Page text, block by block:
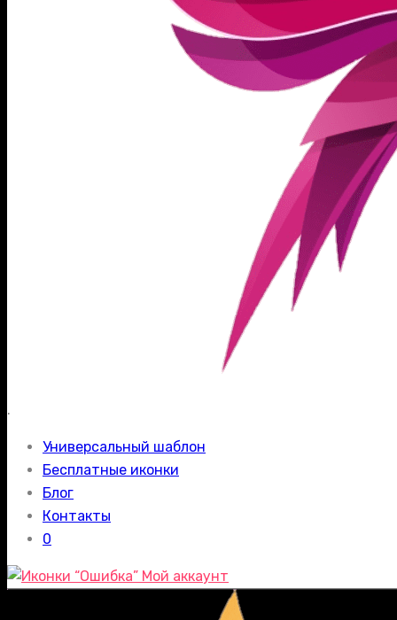
.
Универсальный шаблон
Бесплатные иконки
Блог
Контакты
0
Мой аккаунт